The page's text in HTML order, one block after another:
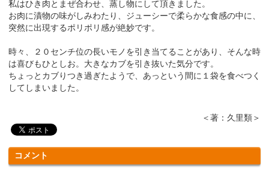
私はひき肉とまぜ合わせ、蒸し物にして頂きました。
お肉に漬物の味がしみわたり、ジューシーで柔らかな食感の中に、
突然に出現するポリポリ感が絶妙です。
時々、２０センチ位の長いモノを引き当てることがあり、そんな時
は喜びもひとしお。大きなカブを引き抜いた気分です。
ちょっとカブりつき過ぎたようで、あっという間に１袋を食べつく
してしまいました。
＜著：久里類＞
コメント